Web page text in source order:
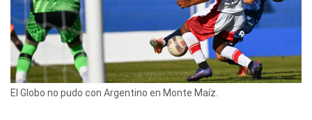
El Globo no pudo con Argentino en Monte Maíz.